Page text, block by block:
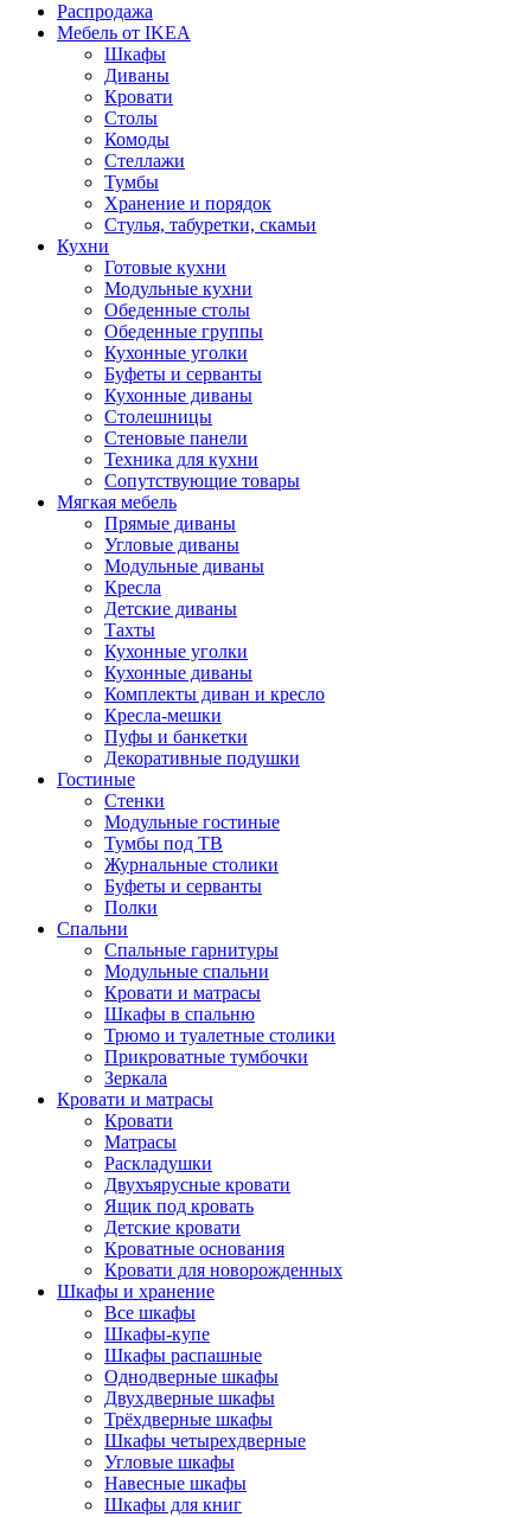
Распродажа
Мебель от IKEA
Шкафы
Диваны
Кровати
Столы
Комоды
Стеллажи
Тумбы
Хранение и порядок
Стулья, табуретки, скамьи
Кухни
Готовые кухни
Модульные кухни
Обеденные столы
Обеденные группы
Кухонные уголки
Буфеты и серванты
Кухонные диваны
Столешницы
Стеновые панели
Техника для кухни
Сопутствующие товары
Мягкая мебель
Прямые диваны
Угловые диваны
Модульные диваны
Кресла
Детские диваны
Тахты
Кухонные уголки
Кухонные диваны
Комплекты диван и кресло
Кресла-мешки
Пуфы и банкетки
Декоративные подушки
Гостиные
Стенки
Модульные гостиные
Тумбы под ТВ
Журнальные столики
Буфеты и серванты
Полки
Спальни
Спальные гарнитуры
Модульные спальни
Кровати и матрасы
Шкафы в спальню
Трюмо и туалетные столики
Прикроватные тумбочки
Зеркала
Кровати и матрасы
Кровати
Матрасы
Раскладушки
Двухъярусные кровати
Ящик под кровать
Детские кровати
Кроватные основания
Кровати для новорожденных
Шкафы и хранение
Все шкафы
Шкафы-купе
Шкафы распашные
Однодверные шкафы
Двухдверные шкафы
Трёхдверные шкафы
Шкафы четырехдверные
Угловые шкафы
Навесные шкафы
Шкафы для книг